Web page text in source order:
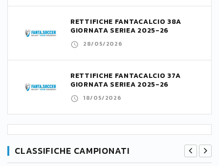
RETTIFICHE FANTACALCIO 38A
GIORNATA SERIEA 2025-26
28/05/2026
RETTIFICHE FANTACALCIO 37A
GIORNATA SERIEA 2025-26
18/05/2026
CLASSIFICHE CAMPIONATI